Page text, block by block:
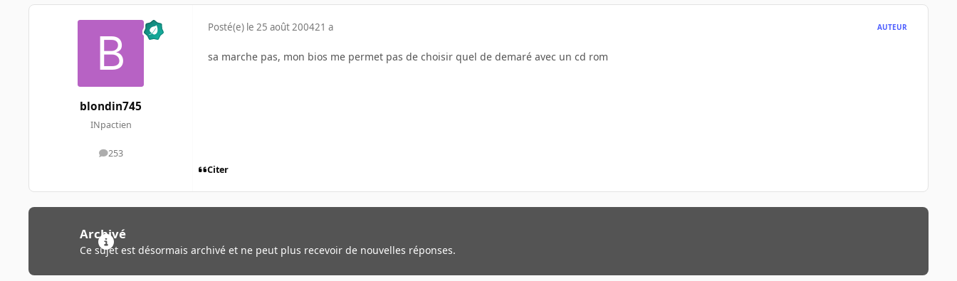
blondin745
INpactien
253
messages
Posté(e) le 25 août 200421 a AUTEUR
sa marche pas, mon bios me permet pas de choisir quel de demaré avec un cd rom
Citer
Archivé
Ce sujet est désormais archivé et ne peut plus recevoir de nouvelles réponses.